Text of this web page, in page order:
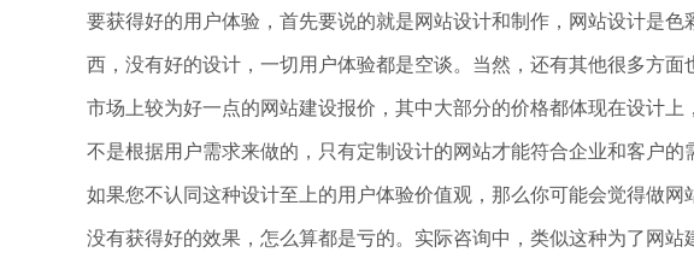
要获得好的用户体验，首先要说的就是网站设计和制作，网站设计是
西，没有好的设计，一切用户体验都是空谈。当然，还有其他很多方
市场上较为好一点的网站建设报价，其中大部分的价格都体现在设计
不是根据用户需求来做的，只有定制设计的网站才能符合企业和客户的
如果您不认同这种设计至上的用户体验价值观，那么你可能会觉得做
没有获得好的效果，怎么算都是亏的。实际咨询中，类似这种为了网站